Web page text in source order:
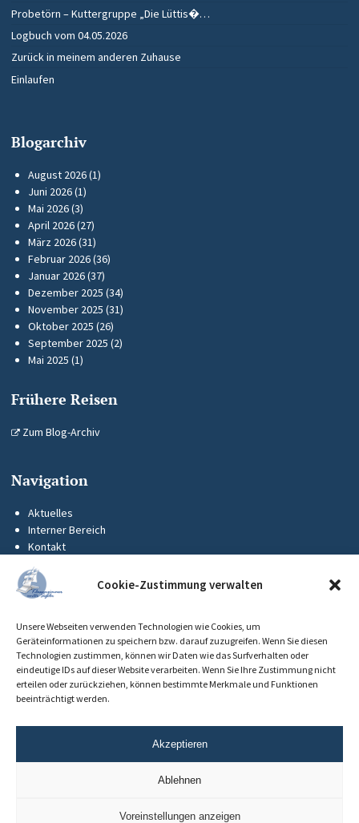
Cookie-Zustimmung verwalten
Unsere Webseiten verwenden Technologien wie Cookies, um
Geräteinformationen zu speichern bzw. darauf zuzugreifen. Wenn Sie diesen
Technologien zustimmen, können wir Daten wie das Surfverhalten oder
eindeutige IDs auf dieser Website verarbeiten. Wenn Sie Ihre Zustimmung nicht
erteilen oder zurückziehen, können bestimmte Merkmale und Funktionen
beeinträchtigt werden.
Akzeptieren
Ablehnen
Voreinstellungen anzeigen
Probetörn – Kuttergruppe „Die Lüttis�…
Logbuch vom 04.05.2026
Zurück in meinem anderen Zuhause
Einlaufen
Blogarchiv
August 2026(1)
Juni 2026(1)
Mai 2026(3)
April 2026(27)
März 2026(31)
Februar 2026(36)
Januar 2026(37)
Dezember 2025 (34)
November 2025 (31)
Oktober 2025 (26)
September 2025 (2)
Mai 2025 (1)
Frühere Reisen
Zum Blog-Archiv
Navigation
Aktuelles
Interner Bereich
Kontakt
KUS-Flyer
Impressum
Datenschutz
Cookie-Richtlinie (EU)